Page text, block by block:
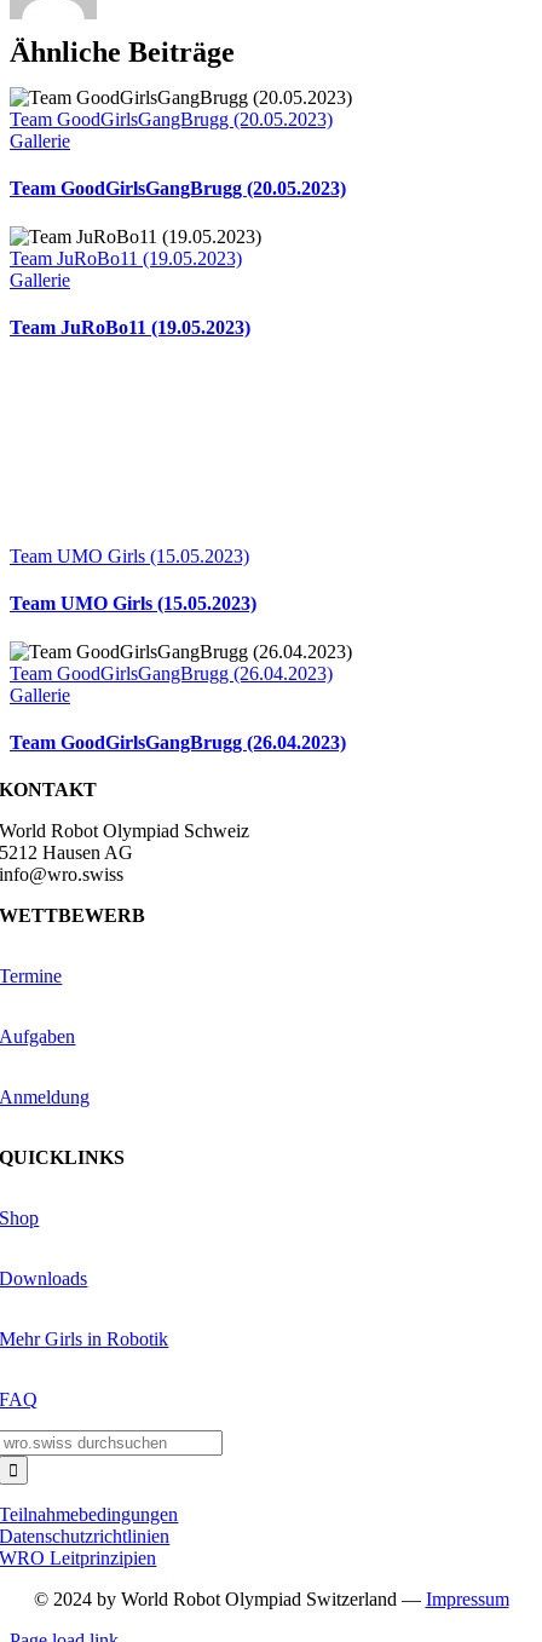
Ähnliche Beiträge
Team GoodGirlsGangBrugg (20.05.2023)
Gallerie
Team GoodGirlsGangBrugg (20.05.2023)
Team JuRoBo11 (19.05.2023)
Gallerie
Team JuRoBo11 (19.05.2023)
Team UMO Girls (15.05.2023)
Team UMO Girls (15.05.2023)
Team GoodGirlsGangBrugg (26.04.2023)
Gallerie
Team GoodGirlsGangBrugg (26.04.2023)
KONTAKT
World Robot Olympiad Schweiz
5212 Hausen AG
info@wro.swiss
WETTBEWERB
Termine
Aufgaben
Anmeldung
QUICKLINKS
Shop
Downloads
Mehr Girls in Robotik
FAQ
Teilnahmebedingungen
Datenschutzrichtlinien
WRO Leitprinzipien
© 2024 by World Robot Olympiad Switzerland — Impressum